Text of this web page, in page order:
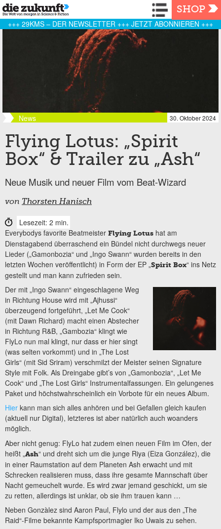
Navigation
SHOP
+++ 29KMS – DER NEWSLETTER +++ JETZT ABONNIEREN +++
News 30. Oktober 2024
Flying Lotus: „Spirit
Box“ & Trailer zu „Ash“
Neue Musik und neuer Film vom Beat-Wizard
von Thorsten Hanisch
Lesezeit: 2 min.
Everybodys favorite Beatmeister Flying Lotus hat am
Dienstagabend überraschend ein Bündel nicht durchwegs neuer
Lieder („Gamonbozia“ und „Ingo Swann“ wurden bereits in den
letzten Wochen veröffentlicht) in Form der EP „Spirit Box“ ins Netz
gestellt und man kann zufrieden sein.
Der mit „Ingo Swann“ eingeschlagene Weg
in Richtung House wird mit „Ajhussi“
überzeugend fortgeführt, „Let Me Cook“
(mit Dawn Richard) macht einen Abstecher
in Richtung R&B, „Gambozia“ klingt wie
FlyLo nun mal klingt, nur dass er hier singt
(was selten vorkommt) und in „The Lost
Girls“ (mit Sid Sriram) verschmilzt der Meister seinen Signature
Style mit Folk. Als Dreingabe gibt’s von „Gamonbozia“, „Let Me
Cook“ und „The Lost Girls“ Instrumentalfassungen. Ein gelungenes
Paket und höchstwahrscheinlich ein Vorbote für ein neues Album.
Hier kann man sich alles anhören und bei Gefallen gleich kaufen
(aktuell nur Digital), letzteres ist aber natürlich auch woanders
möglich.
Aber nicht genug: FlyLo hat zudem einen neuen Film im Ofen, der
heißt „Ash“ und dreht sich um die junge Riya (Eiza González), die
in einer Raumstation auf dem Planeten Ash erwacht und mit
Schrecken realisieren muss, dass ihre gesamte Mannschaft über
Nacht gemeuchelt wurde. Es wird zwar jemand geschickt, um sie
zu retten, allerdings ist unklar, ob sie ihm trauen kann …
Neben Gonzàlez sind Aaron Paul, Flylo und der aus den „The
Raid“-Filme bekannte Kampfsportmagier Iko Uwais zu sehen.